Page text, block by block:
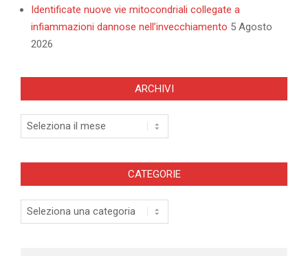
Identificate nuove vie mitocondriali collegate a
infiammazioni dannose nell’invecchiamento 5 Agosto
2026
ARCHIVI
Archivi
CATEGORIE
Categorie